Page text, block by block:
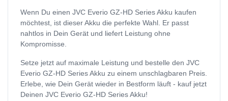
Wenn Du einen JVC Everio GZ-HD Series Akku kaufen
möchtest, ist dieser Akku die perfekte Wahl. Er passt
nahtlos in Dein Gerät und liefert Leistung ohne
Kompromisse.
Setze jetzt auf maximale Leistung und bestelle den JVC
Everio GZ-HD Series Akku zu einem unschlagbaren Preis.
Erlebe, wie Dein Gerät wieder in Bestform läuft - kauf jetzt
Deinen JVC Everio GZ-HD Series Akku!